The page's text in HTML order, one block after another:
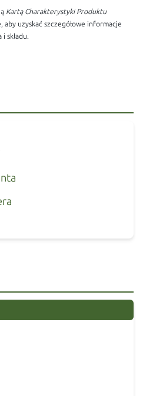
Kartą Charakterystyki Produktu
aby uzyskać szczegółowe informacje
składu.